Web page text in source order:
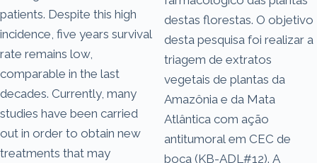
patients. Despite this high
incidence, five years survival
rate remains low,
comparable in the last
decades. Currently, many
studies have been carried
out in order to obtain new
treatments that may
destas florestas. O objetivo
desta pesquisa foi realizar a
triagem de extratos
vegetais de plantas da
Amazônia e da Mata
Atlântica com ação
antitumoral em CEC de
boca (KB-ADL#12). A